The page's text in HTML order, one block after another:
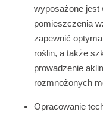
wyposażone jest
pomieszczenia
zapewnić
roślin, a także
prowadzenie
rozmnożonych
Opracowanie